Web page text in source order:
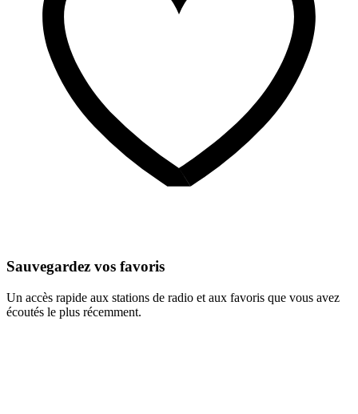
Sauvegardez vos favoris
Un accès rapide aux stations de radio et aux favoris que vous avez
écoutés le plus récemment.